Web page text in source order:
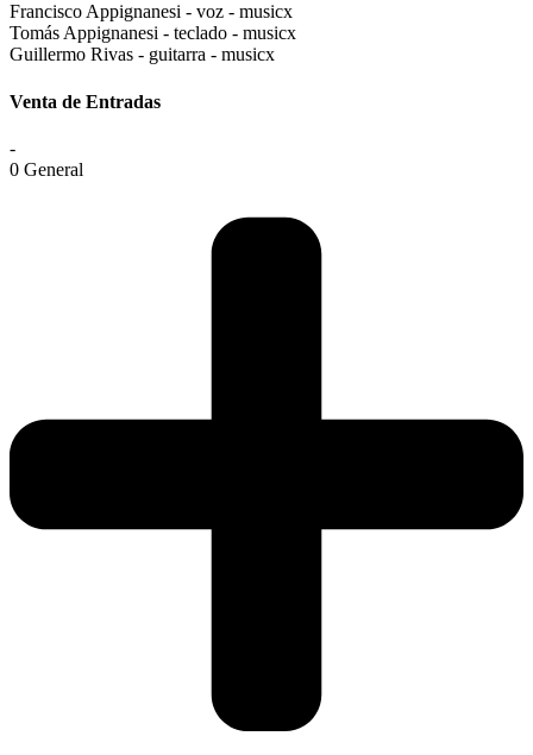
Francisco Appignanesi - voz - musicx
Tomás Appignanesi - teclado - musicx
Guillermo Rivas - guitarra - musicx
Venta de Entradas
-
0 General